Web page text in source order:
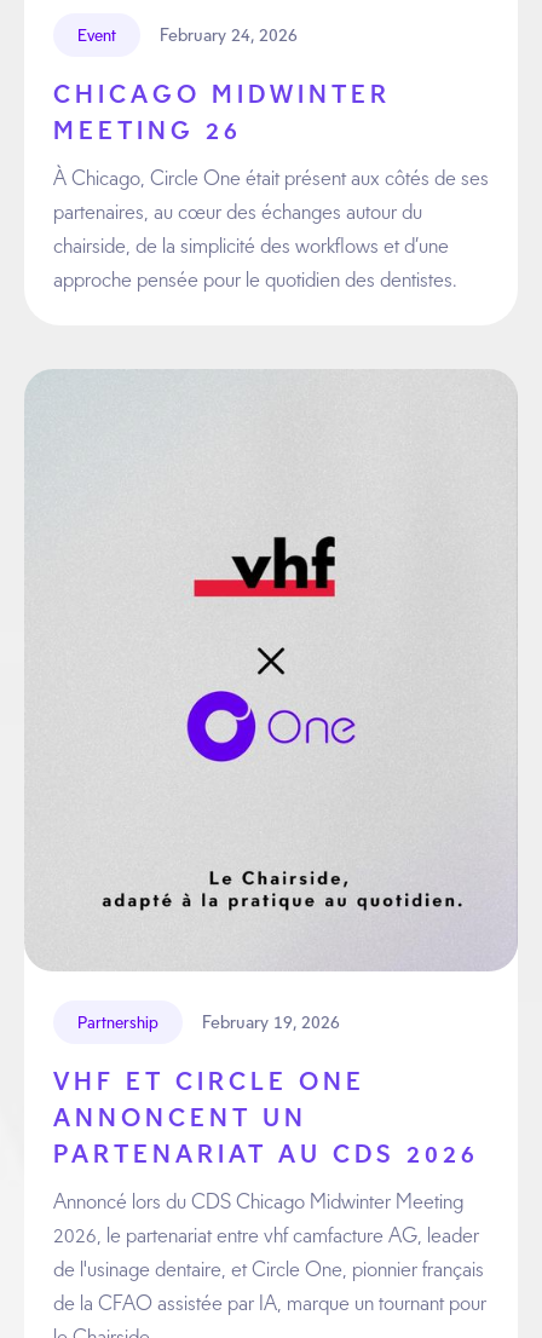
Event February 24, 2026
CHICAGO MIDWINTER
MEETING 26
À Chicago, Circle One était présent aux côtés de ses
partenaires, au cœur des échanges autour du
chairside, de la simplicité des workflows et d’une
approche pensée pour le quotidien des dentistes.
Partnership February 19, 2026
VHF ET CIRCLE ONE
ANNONCENT UN
PARTENARIAT AU CDS 2026
Annoncé lors du CDS Chicago Midwinter Meeting
2026, le partenariat entre vhf camfacture AG, leader
de l'usinage dentaire, et Circle One, pionnier français
de la CFAO assistée par IA, marque un tournant pour